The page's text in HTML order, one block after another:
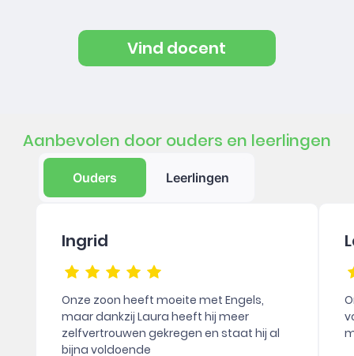
Vind docent
Aanbevolen door ouders en leerlingen
Ouders Leerlingen
Ingrid
Onze zoon heeft moeite met Engels,
maar dankzij Laura heeft hij meer
zelfvertrouwen gekregen en staat hij al
bijna voldoende